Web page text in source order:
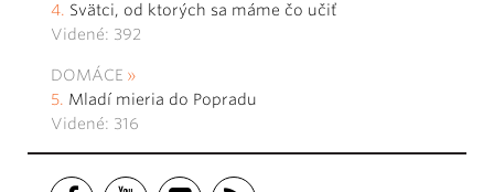
Svätci, od ktorých sa máme čo učiť
Videné: 392
DOMÁCE
Mladí mieria do Popradu
Videné: 316